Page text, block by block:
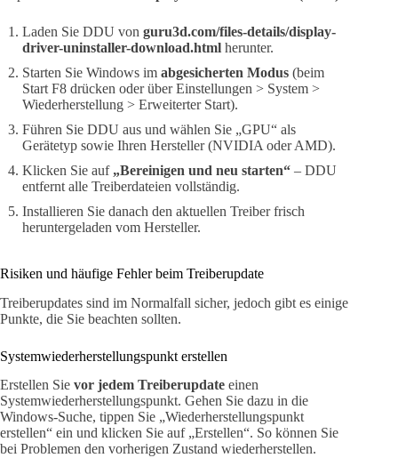
Laden Sie DDU von guru3d.com/files-details/display-
driver-uninstaller-download.html herunter.
Starten Sie Windows im abgesicherten Modus (beim
Start F8 drücken oder über Einstellungen > System >
Wiederherstellung > Erweiterter Start).
Führen Sie DDU aus und wählen Sie „GPU“ als
Gerätetyp sowie Ihren Hersteller (NVIDIA oder AMD).
Klicken Sie auf „Bereinigen und neu starten“ – DDU
entfernt alle Treiberdateien vollständig.
Installieren Sie danach den aktuellen Treiber frisch
heruntergeladen vom Hersteller.
Risiken und häufige Fehler beim Treiberupdate
Treiberupdates sind im Normalfall sicher, jedoch gibt es einige
Punkte, die Sie beachten sollten.
Systemwiederherstellungspunkt erstellen
Erstellen Sie vor jedem Treiberupdate einen
Systemwiederherstellungspunkt. Gehen Sie dazu in die
Windows-Suche, tippen Sie „Wiederherstellungspunkt
erstellen“ ein und klicken Sie auf „Erstellen“. So können Sie
bei Problemen den vorherigen Zustand wiederherstellen.